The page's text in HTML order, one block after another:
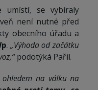
umístí, se vybíraly
není nutné před
obecního úřadu a
. „Výhoda od začátku
podotýká Pařil.
ohledem na válku na